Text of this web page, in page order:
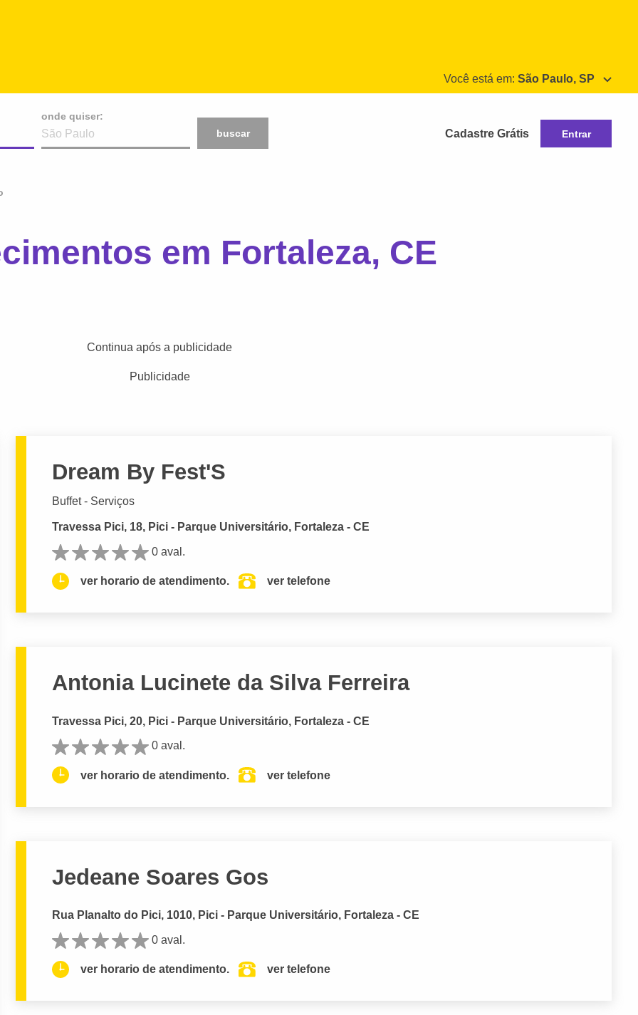
Você está em: São Paulo, SP
onde quiser:
buscar
Cadastre Grátis Entrar
em Fortaleza, CE
Continua após a publicidade
Publicidade
Dream By Fest'S
Buffet - Serviços
Travessa Pici, 18, Pici - Parque Universitário, Fortaleza - CE
0 aval.
ver horario de atendimento. ver telefone
Antonia Lucinete da Silva Ferreira
Travessa Pici, 20, Pici - Parque Universitário, Fortaleza - CE
0 aval.
ver horario de atendimento. ver telefone
Jedeane Soares Gos
Rua Planalto do Pici, 1010, Pici - Parque Universitário, Fortaleza - CE
0 aval.
ver horario de atendimento. ver telefone